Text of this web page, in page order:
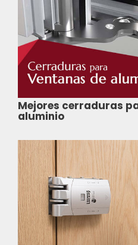
Mejores cerraduras
aluminio